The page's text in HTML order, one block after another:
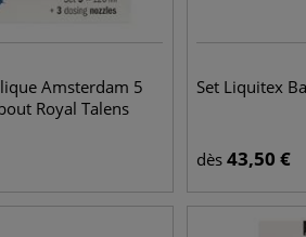
Amsterdam 5
Royal Talens
Set Liquitex
dès 43,50 €